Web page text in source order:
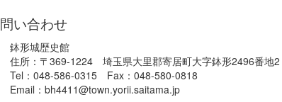
問い合わせ
鉢形城歴史館
住所：〒369-1224 埼玉県大里郡寄居町大字鉢形2496番地2
Tel：048-586-0315 Fax：048-580-0818
Email：bh4411@town.yorii.saitama.jp